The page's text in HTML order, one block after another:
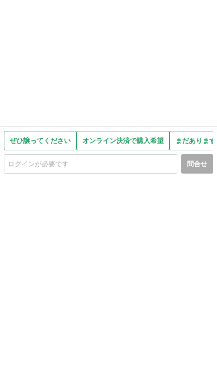
ぜひ譲ってください オンライン決済で購入希望 まだありま
問合せ